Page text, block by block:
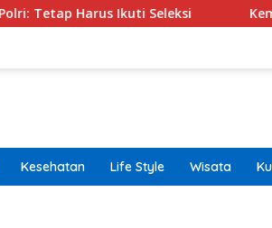
Ikuti Seleksi Kemenpar Dorong
Kesehatan Life Style Wisata